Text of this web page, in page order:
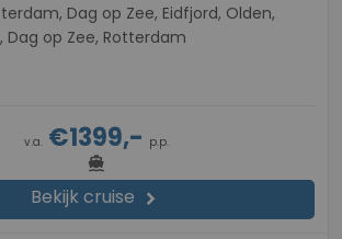
Dag op Zee, Rotterdam
v.a. €1399,- p.p.
directions_boat
Bekijk cruise chevron_right